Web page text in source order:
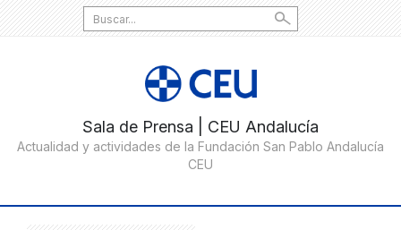
Search
for: